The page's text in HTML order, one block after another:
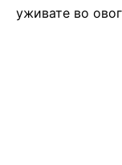
уживате во